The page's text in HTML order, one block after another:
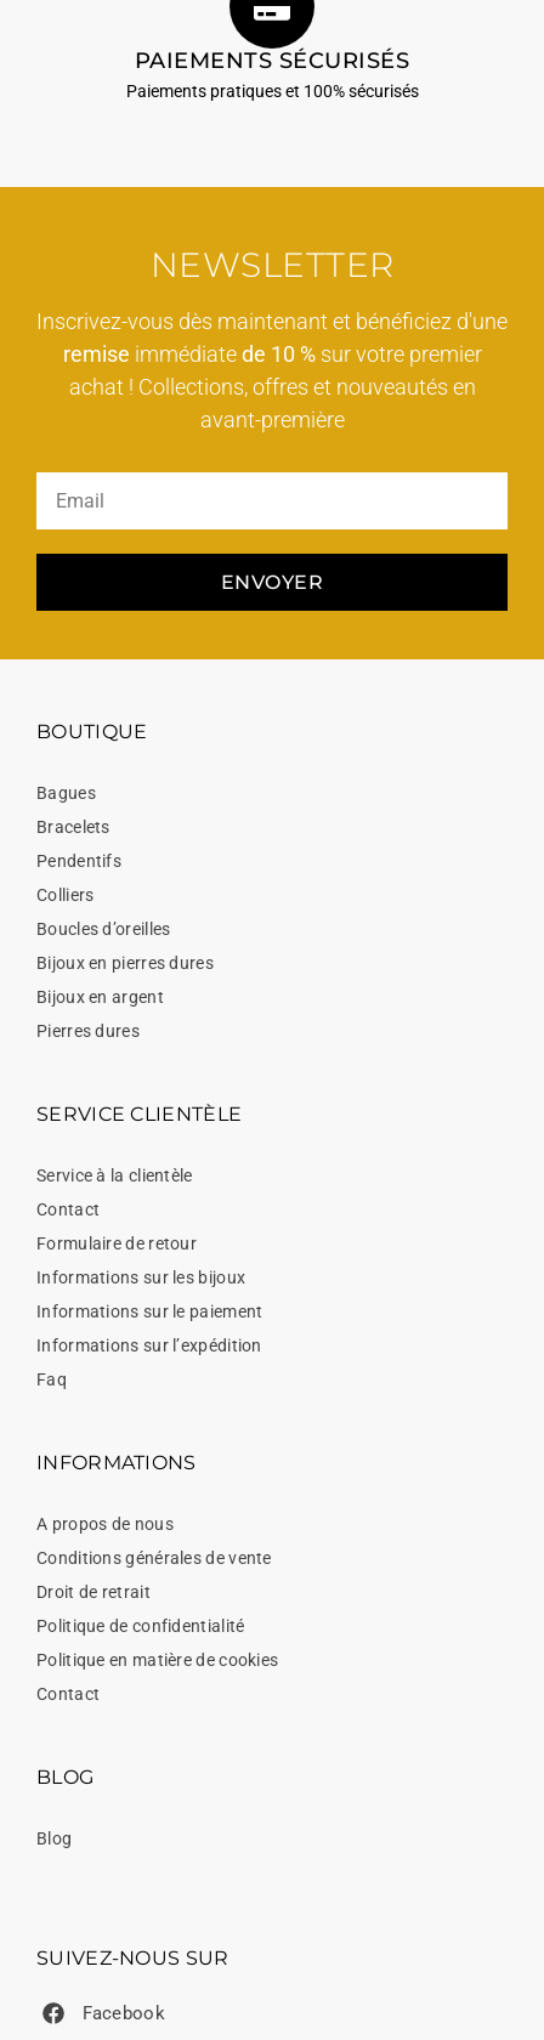
PAIEMENTS SÉCURISÉS
Paiements pratiques et 100% sécurisés
NEWSLETTER
Inscrivez-vous dès maintenant et bénéficiez d'une
remise immédiatede 10 %sur votre premier
achat ! Collections, offres et nouveautés en
avant-première
ENVOYER
BOUTIQUE
Bagues
Bracelets
Pendentifs
Colliers
Boucles d’oreilles
Bijoux en pierres dures
Bijoux en argent
Pierres dures
SERVICE CLIENTÈLE
Service à la clientèle
Contact
Formulaire de retour
Informations sur les bijoux
Informations sur le paiement
Informations sur l’expédition
Faq
INFORMATIONS
A propos de nous
Conditions générales de vente
Droit de retrait
Politique de confidentialité
Politique en matière de cookies
Contact
BLOG
Blog
SUIVEZ-NOUS SUR
Facebook